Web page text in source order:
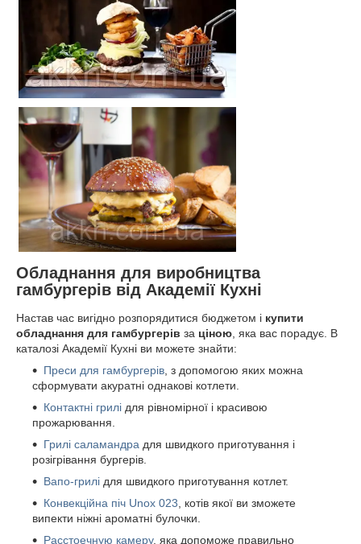
Обладнання для виробництва
гамбургерів від Академії Кухні
Настав час вигідно розпорядитися бюджетом і купити
обладнання для гамбургерів за ціною, яка вас порадує. В
каталозі Академії Кухні ви можете знайти:
Преси для гамбургерів, з допомогою яких можна
сформувати акуратні однакові котлети.
Контактні грилі для рівномірної і красивою
прожарювання.
Грилі саламандра для швидкого приготування і
розігрівання бургерів.
Вапо-грилі для швидкого приготування котлет.
Конвекційна піч Unox 023, котів якої ви зможете
випекти ніжні ароматні булочки.
Расстоечную камеру, яка допоможе правильно